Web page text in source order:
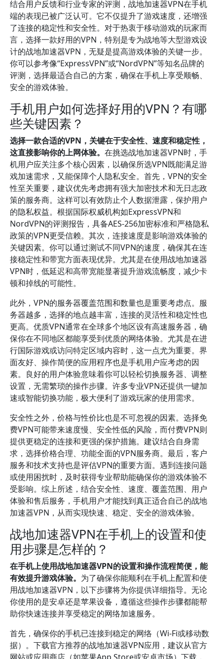
结合用户反馈和行业专家的评测，战地加速器VPN在手机
端的表现已被广泛认可。它不仅提升了游戏速度，还增强
了连接的稳定性和安全性。对于热衷于移动游戏的玩家而
言，选择一款好用的VPN，特别是专为战地等大型游戏设
计的战地加速器VPN，无疑是提高游戏体验的关键一步。
你可以参考像“ExpressVPN”或“NordVPN”等知名品牌的
评测，选择最适合自己的方案，确保在手机上享受顺畅、
安全的游戏体验。
手机用户如何选择好用的VPN？有哪
些关键因素？
选择一款合适的VPN，关键在于安全性、速度和稳定性，
这直接影响你的上网体验。 在挑选战地加速器VPN时，手
机用户应关注多个核心因素，以确保所选VPN既能满足游
戏加速需求，又能保障个人隐私安全。首先，VPN的安全
性至关重要，建议优先考虑拥有强大加密技术和无日志政
策的服务商。这样可以有效防止个人数据泄露，保护用户
的隐私权益。根据国际权威机构如ExpressVPN和
NordVPN的评测报告，具备AES-256加密标准和严格隐私
政策的VPN更受信赖。其次，连接速度是影响游戏体验的
关键因素。你可以通过测试不同VPN的速度，确保其在连
接稳定性和带宽方面表现优异。尤其是在使用战地加速器
VPN时，低延迟和高带宽能显著提升游戏流畅度，减少卡
顿和掉线的可能性。
此外，VPN的服务器覆盖范围和数量也是重要考虑点。服
务器越多，选择的地点越丰富，连接的灵活性和稳定性也
更高。优质VPN通常在全球多个地区设有高速服务器，确
保你在不同地区都能享受到优质的网络体验。尤其是在进
行国际游戏或访问特定区域内容时，这一点尤为重要。界
面友好、操作简便的应用程序也是手机用户应考虑的因
素。良好的用户体验意味着你可以轻松切换服务器、调整
设置，无需繁琐的操作步骤。许多专业VPN还提供一键加
速或智能切换功能，极大便利了游戏玩家的使用需求。
安全性之外，价格与性价比也是不可忽视的因素。选择免
费VPN可能带来速度慢、安全性低的风险，而付费VPN则
提供更稳定的连接和更强的保护措施。建议结合自身需
求，选择价格合理、功能全面的VPN服务商。最后，客户
服务和技术支持也是评估VPN的重要方面。遇到连接问题
或使用困扰时，及时获得专业帮助能确保你的游戏体验不
受影响。综上所述，结合安全性、速度、覆盖范围、用户
体验和售后服务，手机用户才能找到真正适合自己的战地
加速器VPN，从而实现快速、稳定、安全的游戏体验。
战地加速器VPN在手机上的设置和使
用步骤是怎样的？
在手机上使用战地加速器VPN的设置和操作流程简便，能
有效提升游戏体验。 为了确保你能顺利在手机上配置和使
用战地加速器VPN，以下步骤将为你提供详细指导。无论
你使用的是安卓还是苹果设备，遵循这些操作步骤都能帮
助你快速连接并享受稳定的网络加速服务。
首先，确保你的手机已连接到稳定的网络（Wi-Fi或移动数
据）。下载官方推荐的战地加速器VPN应用，建议从官方